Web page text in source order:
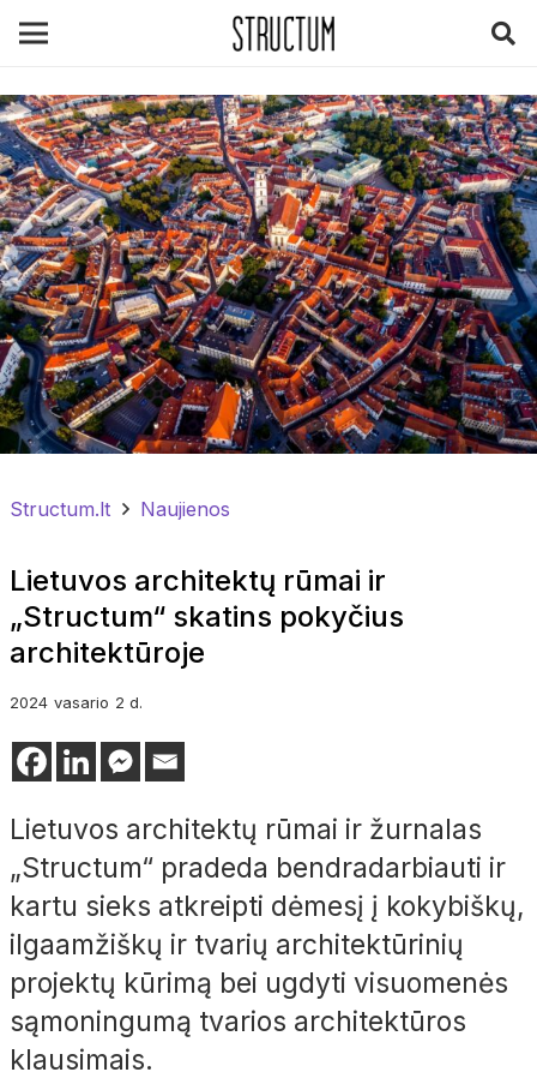
Structum.lt Naujienos
Lietuvos architektų rūmai ir
„Structum“ skatins pokyčius
architektūroje
2024 vasario 2 d.
Lietuvos architektų rūmai ir žurnalas
„Structum“ pradeda bendradarbiauti ir
kartu sieks atkreipti dėmesį į kokybiškų,
ilgaamžiškų ir tvarių architektūrinių
projektų kūrimą bei ugdyti visuomenės
sąmoningumą tvarios architektūros
klausimais.